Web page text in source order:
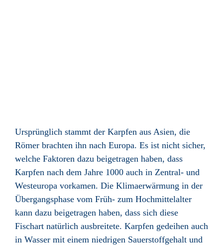
Ursprünglich stammt der Karpfen aus Asien, die
Römer brachten ihn nach Europa. Es ist nicht sicher,
welche Faktoren dazu beigetragen haben, dass
Karpfen nach dem Jahre 1000 auch in Zentral- und
Westeuropa vorkamen. Die Klimaerwärmung in der
Übergangsphase vom Früh- zum Hochmittelalter
kann dazu beigetragen haben, dass sich diese
Fischart natürlich ausbreitete. Karpfen gedeihen auch
in Wasser mit einem niedrigen Sauerstoffgehalt und